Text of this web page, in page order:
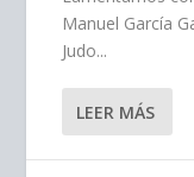
Manuel García
Judo...
LEER MÁS